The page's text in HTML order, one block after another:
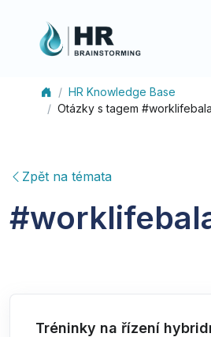
HR Knowledge Base
Otázky s tagem
Zpět na témata
#
Tréninky na řízení